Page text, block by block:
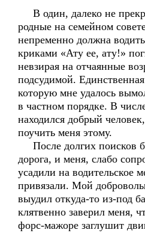
В один, далеко не
родные на семейном
непременно должна
криками «Ату ее, ату!»
невзирая на отчаянные
подсудимой.
которую мне удалось
в частном порядке. В
находился добрый
поучить меня этому.
После долгих поисков
дорога, и меня, слабо
усадили на водительское
привязали. Мой
выудил откуда-то из-под
клятвенно заверил меня,
форс-мажоре заглушит